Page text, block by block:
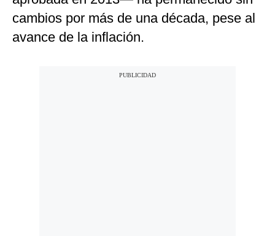
cambios por más de una década, pese al
avance de la inflación.